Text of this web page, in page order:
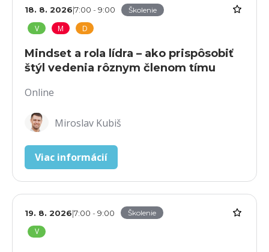
18. 8. 2026|7:00 - 9:00 Školenie
V M D
Mindset a rola lídra – ako prispôsobiť
štýl vedenia rôznym členom tímu
Online
Miroslav Kubiš
Viac informácií
19. 8. 2026|7:00 - 9:00 Školenie
V